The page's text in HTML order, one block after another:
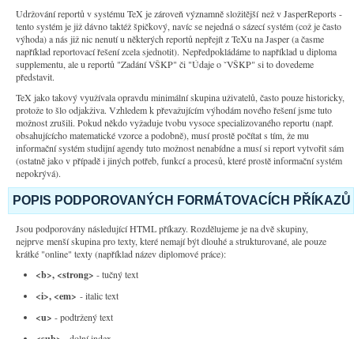
Udržování reportů v systému TeX je zároveň významně složitější než v JasperReports -
tento systém je již dávno taktéž špičkový, navíc se nejedná o sázecí systém (což je často
výhoda) a nás již nic nenutí u některých reportů nepřejít z TeXu na Jasper (a časme
například reportovací řešení zcela sjednotit). Nepředpokládáme to například u diploma
supplementu, ale u reportů "Zadání VŠKP" či "Údaje o ˇVŠKP" si to dovedeme
představit.
TeX jako takový využívala opravdu minimální skupina uživatelů, často pouze historicky,
protože to šlo odjakživa. Vzhledem k převažujícím výhodám nového řešení jsme tuto
možnost zrušili. Pokud někdo vyžaduje tvobu vysoce specializovaného reportu (např.
obsahujícícho matematické vzorce a podobně), musí prostě počítat s tím, že mu
informační systém studijní agendy tuto možnost nenabídne a musí si report vytvořit sám
(ostatně jako v případě i jiných potřeb, funkcí a procesů, které prostě informační systém
nepokrývá).
POPIS PODPOROVANÝCH FORMÁTOVACÍCH PŘÍKAZŮ
Jsou podporovány následující HTML příkazy. Rozdělujeme je na dvě skupiny,
nejprve menší skupina pro texty, které nemají být dlouhé a strukturované, ale pouze
krátké "online" texty (například název diplomové práce):
<b>, <strong> - tučný text
<i>, <em> - italic text
<u> - podtržený text